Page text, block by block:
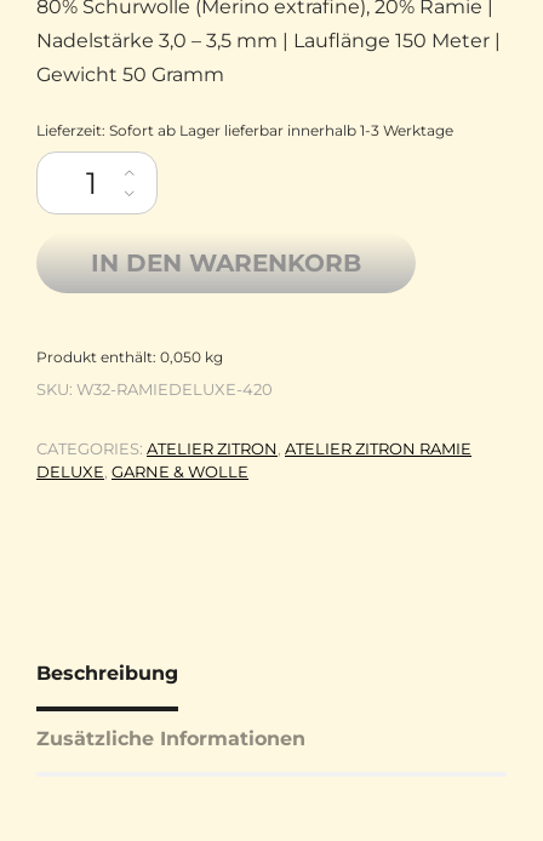
80% Schurwolle (Merino extrafine), 20% Ramie |
Nadelstärke 3,0 – 3,5 mm | Lauflänge 150 Meter |
Gewicht 50 Gramm
Lieferzeit: Sofort ab Lager lieferbar innerhalb 1-3 Werktage
Atelier Zitron Ramie Deluxe Merino extrafine mit Ramie 420 Rot
IN DEN WARENKORB
Produkt enthält: 0,050 kg
SKU: W32-RAMIEDELUXE-420
CATEGORIES: ATELIER ZITRON ATELIER ZITRON RAMIE
DELUXE GARNE & WOLLE
Beschreibung
Zusätzliche Informationen